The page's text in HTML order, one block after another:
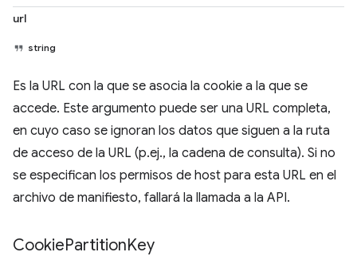
url
string
Es la URL con la que se asocia la cookie a la que se
accede. Este argumento puede ser una URL completa,
en cuyo caso se ignoran los datos que siguen a la ruta
de acceso de la URL (p.ej., la cadena de consulta). Si no
se especifican los permisos de host para esta URL en el
archivo de manifiesto, fallará la llamada a la API.
CookiePartitionKey